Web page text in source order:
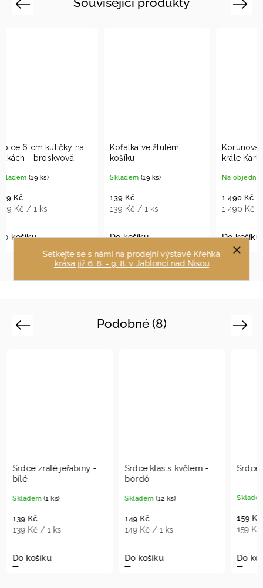
Setkejte se s námi na prodejní výstavě Křehká
krása již 6. 8. - 9. 8. v Jablonci nad Nisou
Previous
Koťátka ve žlutém
košíku
Skladem
139 Kč
139 Kč / 1 ks
Do košíku
Korunovační koruna
krále Karla III
Na objednávku
1 490 Kč
1 490 Kč / 1 ks
Do košíku
459
Do
Next
Podobné (8)
Previous
Srdce klas s květem -
bordó
Skladem (12 ks)
149 Kč
149 Kč / 1 ks
Do košíku
Srdce tečka s hvězdou
Skladem (12 ks)
159 Kč
159 Kč / 1 ks
Do košíku
Next